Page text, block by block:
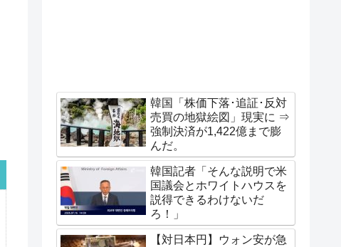
韓国「株価下落･追証･反対
売買の地獄絵図」現実に ⇒
強制決済が1,422億まで膨
んだ。
韓国記者「そんな説明で米
国議会とホワイトハウスを
説得できるわけないだ
ろ！」
【対日本円】ウォン安が急